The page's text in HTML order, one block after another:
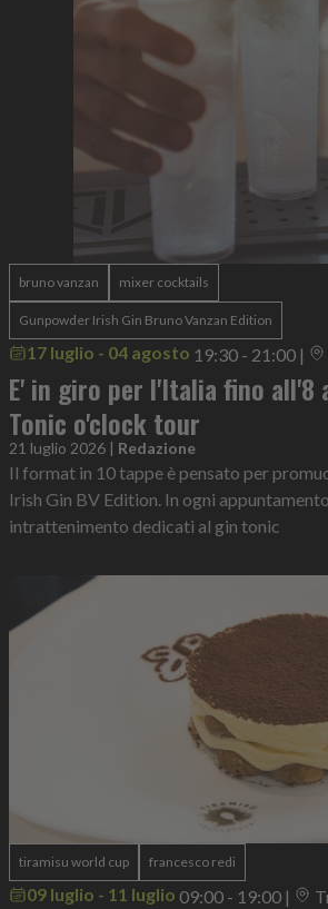
bruno vanzan mixer cocktails
Gunpowder Irish Gin Bruno Vanzan Edition
17 luglio - 04 agosto 19:30 - 21:00 |
E' in giro per l'Italia fino all'8
Tonic o'clock tour
21 luglio 2026 | Redazione
Il format in 10 tappe è pensato per
Irish Gin BV Edition. In ogni
intrattenimento dedicati al gin tonic
tiramisu world cup francesco redi
09 luglio - 11 luglio 09:00 - 19:00 |